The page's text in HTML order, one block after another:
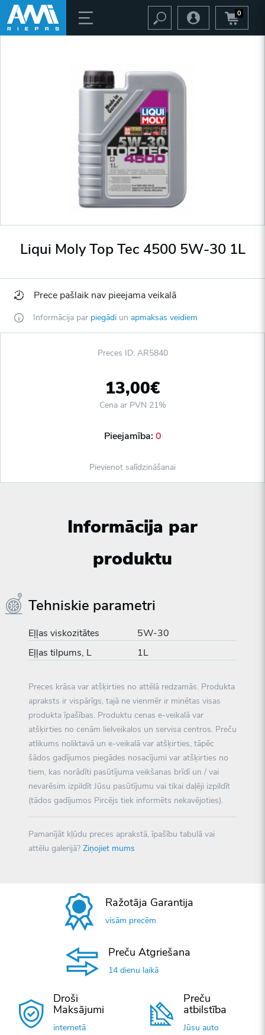
0
Liqui Moly Top Tec 4500 5W-30 1L
Prece pašlaik nav pieejama veikalā
Informācija par piegādi un apmaksas veidiem
Preces ID: AR5840
13,00€
Cena ar PVN 21%
Pieejamība: 0
Pievienot salīdzināšanai
Informācija par
produktu
Tehniskie parametri
Eļļas viskozitātes
5W-30
Eļļas tilpums, L
1L
Preces krāsa var atšķirties no attēlā redzamās. Produkta
apraksts ir vispārīgs, tajā ne vienmēr ir minētas visas
produkta īpašības. Produktu cenas e-veikalā var
atšķirties no cenām lielveikalos un servisa centros. Preču
atlikums noliktavā un e-veikalā var atšķirties, tāpēc
šādos gadījumos piegādes nosacījumi var atšķirties no
tiem, kas norādīti pasūtījuma veikšanas brīdī un / vai
nevarēsim izpildīt Jūsu pasūtījumu vai tikai daļēji izpildīt
(tādos gadījumos Pircējs tiek informēts nekavējoties).
Pamanījāt kļūdu preces aprakstā, īpašību tabulā vai
attēlu galerijā? Ziņojiet mums
Ražotāja Garantija
visām precēm
Preču Atgriešana
14 dienu laikā
Droši
Maksājumi
internetā
Preču
atbilstība
Jūsu auto